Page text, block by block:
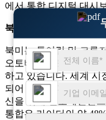
에서 통합 디지털 대시
북아메리카
북미는 투어링 및 크루
오토바이 인포테인먼
하고 있습니다. 세계 시
되어 있습니다. 장거리
신을 위해 인포테인먼
통합은 라이더의 약